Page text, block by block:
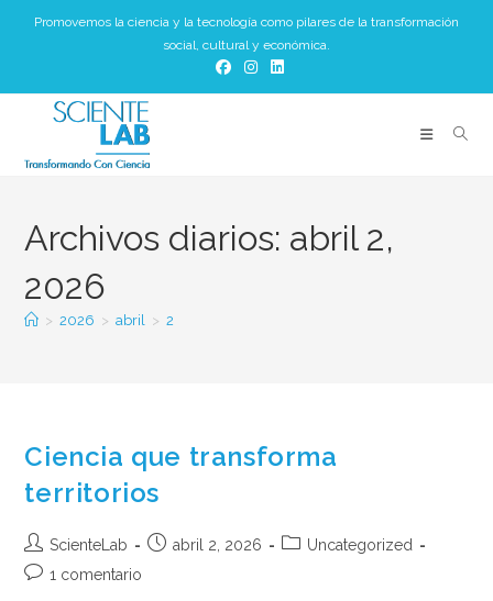
Promovemos la ciencia y la tecnología como pilares de la transformación
social, cultural y económica.
Archivos diarios: abril 2,
2026
> 2026 > abril > 2
Ciencia que transforma
territorios
Autor
de
ScienteLab
Publicación
abril 2, 2026
Categoría
Uncategorized
Comentarios
1 comentario